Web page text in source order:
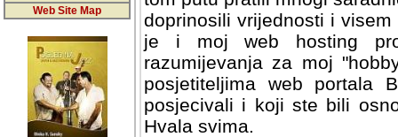
Web Site Map
doprinosili vrijednosti i
je i moj web hosting
razumijevanja za moj
posjetiteljima web portala
posjecivali i koji ste bili
Hvala svima.